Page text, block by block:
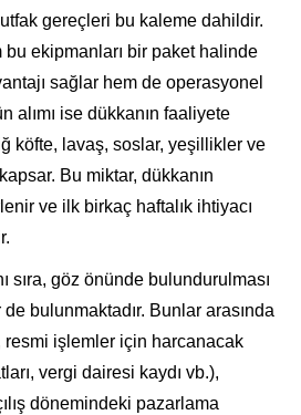
gereçleri bu kaleme dahildir.
ekipmanları bir paket halinde
sağlar hem de operasyonel
alımı ise dükkanın faaliyete
köfte, lavaş, soslar, yeşillikler ve
Bu miktar, dükkanın
ve ilk birkaç haftalık ihtiyacı
sıra, göz önünde bulundurulması
bulunmaktadır. Bunlar arasında
resmi işlemler için harcanacak
vergi dairesi kaydı vb.),
dönemindeki pazarlama